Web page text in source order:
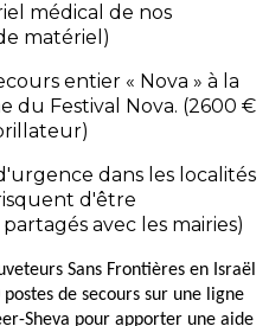
médical de nos
matériel)
entier « Nova » à la
du Festival Nova. (2600 €
dans les localités
d'être
avec les mairies)
Sans Frontières en Israël
de secours sur une ligne
Sheva pour apporter une aide